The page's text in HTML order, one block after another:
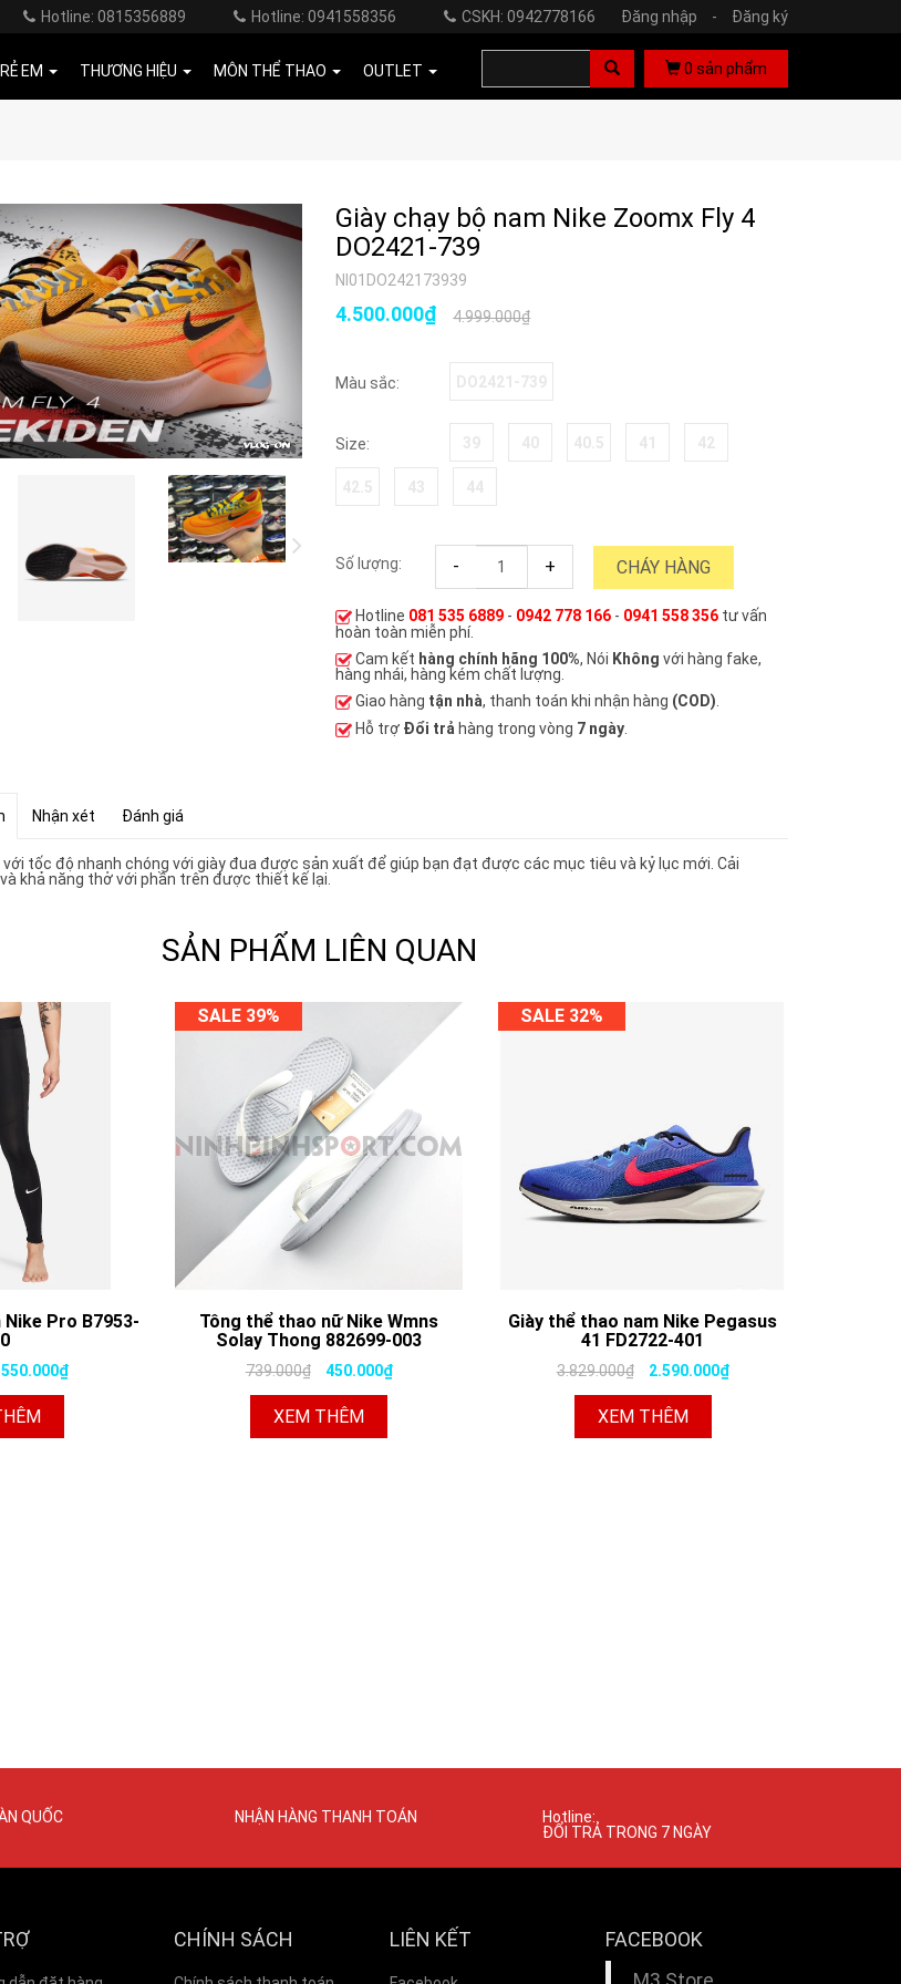
Hotline: 0815356889 Hotline: 0941558356 CSKH: 0942778166 Đăng nhập - Đăng ký
EM THƯƠNG HIỆU MÔN THỂ THAO OUTLET 0 sản phẩm
Giày chạy bộ nam Nike Zoomx Fly 4
DO2421-739
NI01DO242173939
4.999.000₫
4.500.000₫
Màu sắc:
Size:
Số lượng: - + CHÁY HÀNG
Hotline 081 535 6889 - 0942 778 166 - 0941 558 356 tư vấn
hoàn toàn miễn phí.
Cam kết hàng chính hãng 100%, Nói Không với hàng fake,
hàng nhái, hàng kém chất lượng.
Giao hàng tận nhà, thanh toán khi nhận hàng (COD).
Hỗ trợ Đổi trả hàng trong vòng 7 ngày
Nhận xét Đánh giá
tốc độ nhanh chóng với giày đua được sản xuất để giúp bạn đạt được các mục tiêu và kỷ lục mới. Cải
khả năng thở với phần trên được thiết kế lại.
SẢN PHẨM LIÊN QUAN
Pro B7953-
550.000₫
SALE 39%
Tông thể thao nữ Nike Wmns
Solay Thong 882699-003
739.000₫ 450.000₫
XEM THÊM
SALE 32%
Giày thể thao nam Nike Pegasus
41 FD2722-401
3.829.000₫ 2.590.000₫
XEM THÊM
QUỐC NHẬN HÀNG THANH TOÁN
Hotline:
ĐỔI TRẢ TRONG 7 NGÀY
CHÍNH SÁCH LIÊN KẾT FACEBOOK